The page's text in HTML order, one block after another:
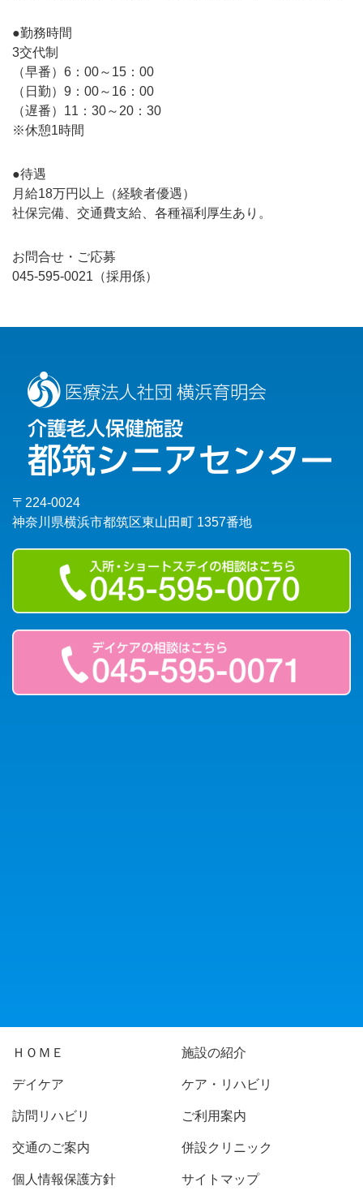
●勤務時間
3交代制
（早番）6：00～15：00
（日勤）9：00～16：00
（遅番）11：30～20：30
※休憩1時間
●待遇
月給18万円以上（経験者優遇）
社保完備、交通費支給、各種福利厚生あり。
お問合せ・ご応募
045-595-0021（採用係）
〒224-0024
神奈川県横浜市都筑区東山田町 1357番地
ＨＯＭＥ 施設の紹介
デイケア ケア・リハビリ
訪問リハビリ ご利用案内
交通のご案内 併設クリニック
個人情報保護方針 サイトマップ